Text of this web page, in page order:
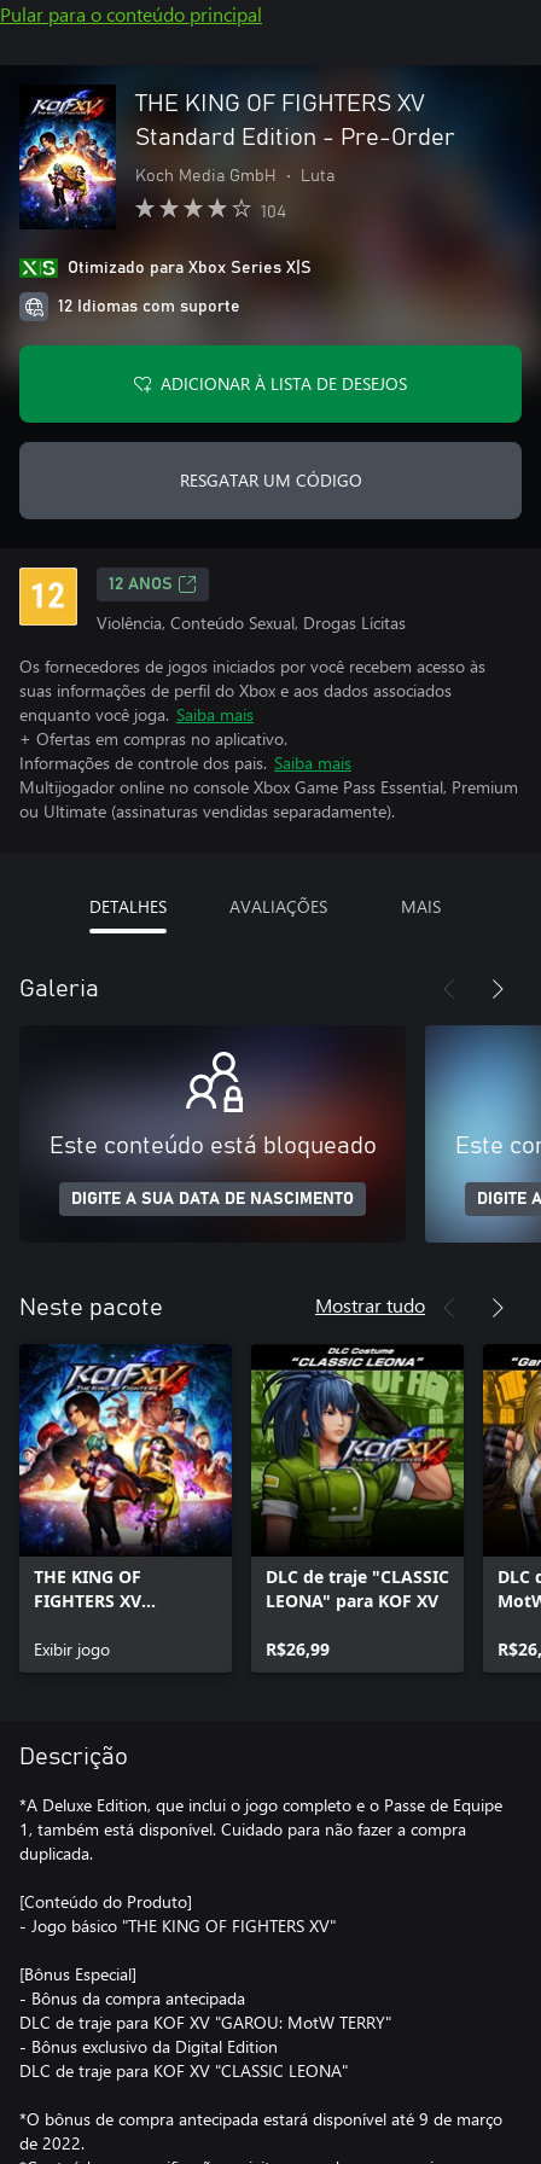
Pular para o conteúdo principal
THE KING OF FIGHTERS XV
Standard Edition - Pre-Order
Koch Media GmbH • Luta
104
Otimizado para Xbox Series X|S
12 Idiomas com suporte
ADICIONAR À LISTA DE DESEJOS
RESGATAR UM CÓDIGO
12 ANOS
Violência, Conteúdo Sexual, Drogas Lícitas
Os fornecedores de jogos iniciados por você recebem acesso às
suas informações de perfil do Xbox e aos dados associados
enquanto você joga. Saiba mais
+ Ofertas em compras no aplicativo.
Informações de controle dos pais. Saiba mais
Multijogador online no console Xbox Game Pass Essential, Premium
ou Ultimate (assinaturas vendidas separadamente).
DETALHES AVALIAÇÕES MAIS
Galeria
Este conteúdo está bloqueado
DIGITE A SUA DATA DE NASCIMENTO
Este
DIGITE
Neste pacote Mostrar tudo
THE KING OF
FIGHTERS XV
Exibir jogo
DLC de traje "CLASSIC
LEONA" para KOF XV
R$26,99
DLC
Descrição
*A Deluxe Edition, que inclui o jogo completo e o Passe de Equipe
1, também está disponível. Cuidado para não fazer a compra
duplicada.
[Conteúdo do Produto]
- Jogo básico "THE KING OF FIGHTERS XV"
[Bônus Especial]
- Bônus da compra antecipada
DLC de traje para KOF XV "GAROU: MotW TERRY"
- Bônus exclusivo da Digital Edition
DLC de traje para KOF XV "CLASSIC LEONA"
*O bônus de compra antecipada estará disponível até 9 de março
de 2022.